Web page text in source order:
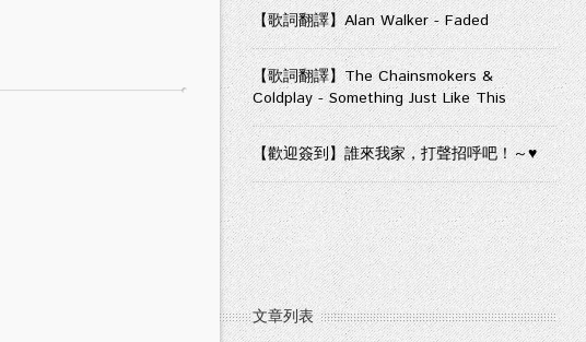
【歌詞翻譯】Alan Walker - Faded
【歌詞翻譯】The Chainsmokers &
Coldplay - Something Just Like This
【歡迎簽到】誰來我家，打聲招呼吧！～♥
文章列表